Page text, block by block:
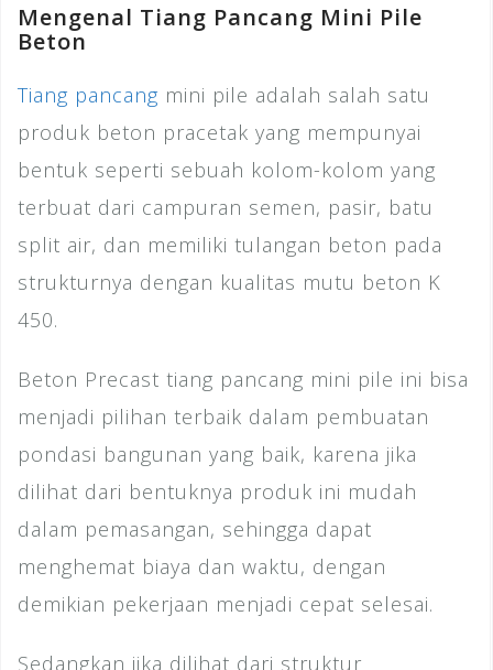
Mengenal Tiang Pancang Mini Pile
Beton
Tiang pancang mini pile adalah salah satu
produk beton pracetak yang mempunyai
bentuk seperti sebuah kolom-kolom yang
terbuat dari campuran semen, pasir, batu
split air, dan memiliki tulangan beton pada
strukturnya dengan kualitas mutu beton K
450.
Beton Precast tiang pancang mini pile ini bisa
menjadi pilihan terbaik dalam pembuatan
pondasi bangunan yang baik, karena jika
dilihat dari bentuknya produk ini mudah
dalam pemasangan, sehingga dapat
menghemat biaya dan waktu, dengan
demikian pekerjaan menjadi cepat selesai.
Sedangkan jika dilihat dari struktur